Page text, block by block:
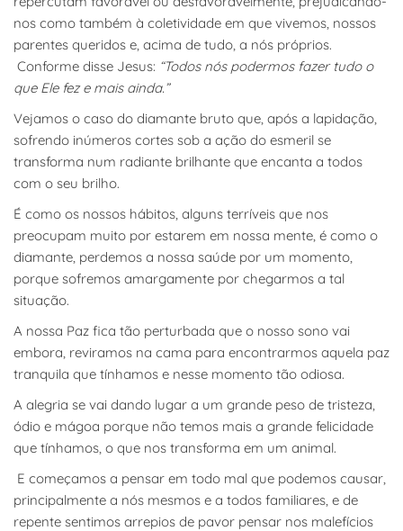
nos como também à coletividade em que vivemos, nossos
parentes queridos e, acima de tudo, a nós próprios.
Conforme disse Jesus: “Todos nós podermos fazer tudo o
que Ele fez e mais ainda.”
Vejamos o caso do diamante bruto que, após a lapidação,
sofrendo inúmeros cortes sob a ação do esmeril se
transforma num radiante brilhante que encanta a todos
com o seu brilho.
É como os nossos hábitos, alguns terríveis que nos
preocupam muito por estarem em nossa mente, é como o
diamante, perdemos a nossa saúde por um momento,
porque sofremos amargamente por chegarmos a tal
situação.
A nossa Paz fica tão perturbada que o nosso sono vai
embora, reviramos na cama para encontrarmos aquela paz
tranquila que tínhamos e nesse momento tão odiosa.
A alegria se vai dando lugar a um grande peso de tristeza,
ódio e mágoa porque não temos mais a grande felicidade
que tínhamos, o que nos transforma em um animal.
E começamos a pensar em todo mal que podemos causar,
principalmente a nós mesmos e a todos familiares, e de
repente sentimos arrepios de pavor pensar nos malefícios